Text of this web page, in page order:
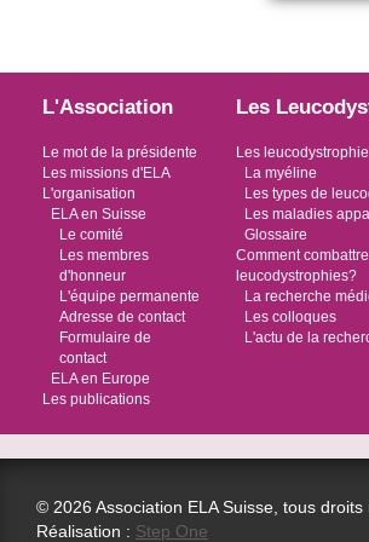
L'Association
Le mot de la présidente
Les missions d'ELA
L'organisation
ELA en Suisse
Le comité
Les membres
d'honneur
L'équipe permanente
Adresse de contact
Formulaire de
contact
ELA en Europe
Les publications
Les
Les
La myéline
Les types de
Les maladies
Glossaire
Comment
leucodystrophies?
La recherche
Les colloques
L'actu de la
© 2026 Association ELA Suisse, tous droits
Réalisation : Step One